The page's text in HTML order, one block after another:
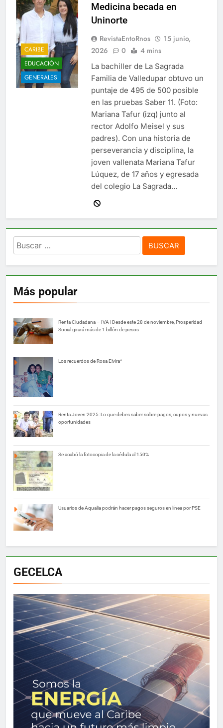
CARIBE
EDUCACIÓN
GENERALES
Medicina becada en
Uninorte
RevistaEntoRnos
15 junio,
2026
0 4 mins
La bachiller de La Sagrada
Familia de Valledupar obtuvo un
puntaje de 495 de 500 posible
en las pruebas Saber 11. (Foto:
Mariana Tafur (izq) junto al
rector Adolfo Meisel y sus
padres). Con una historia de
perseverancia y disciplina, la
joven vallenata Mariana Tafur
Lúquez, de 17 años y egresada
del colegio La Sagrada…
Buscar:
Más popular
Renta Ciudadana – IVA | Desde este 28 de noviembre, Prosperidad
Social girará más de 1 billón de pesos
Los recuerdos de Rosa Elvira*
Renta Joven 2025: Lo que debes saber sobre pagos, cupos y nuevas
oportunidades
Se acabó la fotocopia de la cédula al 150%
Usuarios de Aqualia podrán hacer pagos seguros en línea por PSE
GECELCA